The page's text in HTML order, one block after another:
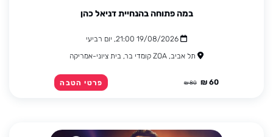
במה פתוחה בהנחיית דניאל כהן
19/08/2026 21:00, יום רביעי
תל אביב, ZOA קומדי בר, בית ציוני-אמריקה
60 ₪
80 ₪ פרטי הטבה